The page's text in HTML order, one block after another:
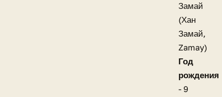
Замай
(Хан
Замай,
Zamay)
Год
рождения
- 9